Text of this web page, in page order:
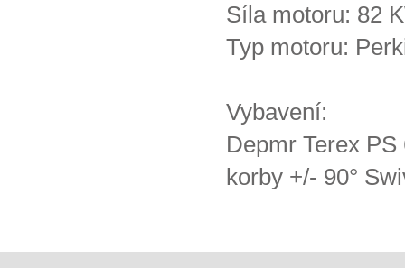
Síla motoru: 82
Typ motoru:
Vybavení:
Depmr Terex
korby +/- 90°